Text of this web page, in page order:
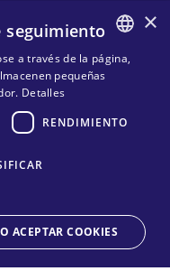
y Condiciones
técnico en línea
×
seguimiento
a través de la página,
pequeñas
Detalles
RENDIMIENTO
ACEPTAR COOKIES